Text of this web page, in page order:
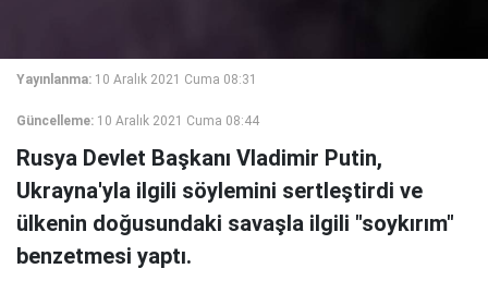
Yayınlanma: 10 Aralık 2021 Cuma 08:31
Güncelleme: 10 Aralık 2021 Cuma 08:44
Rusya Devlet Başkanı Vladimir Putin,
Ukrayna'yla ilgili söylemini sertleştirdi ve
ülkenin doğusundaki savaşla ilgili "soykırım"
benzetmesi yaptı.